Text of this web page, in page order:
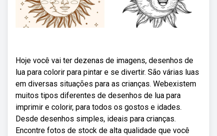
Hoje você vai ter dezenas de imagens, desenhos de
lua para colorir para pintar e se divertir. São várias luas
em diversas situações para as crianças. Webexistem
muitos tipos diferentes de desenhos de lua para
imprimir e colorir, para todos os gostos e idades.
Desde desenhos simples, ideais para crianças.
Encontre fotos de stock de alta qualidade que você